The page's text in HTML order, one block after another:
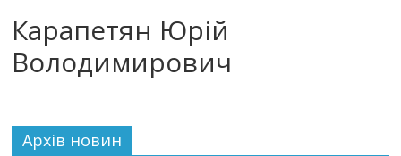
Карапетян Юрій
Володимирович
Архiв новин